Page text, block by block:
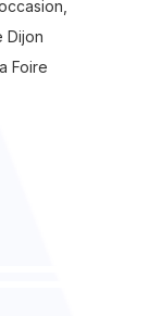
Dijon
Foire